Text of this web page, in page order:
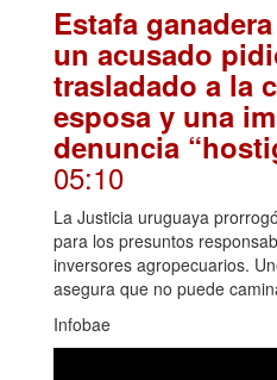
Estafa
un acusado
trasladado a la
esposa y una
denuncia
05:10
La Justicia uruguaya
para los presuntos
inversores agropecuarios.
asegura que no puede
Infobae